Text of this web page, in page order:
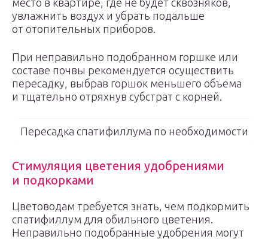
место в квартире, где не будет сквозняков,
увлажнить воздух и убрать подальше
от отопительных приборов.
При неправильно подобранном горшке или
составе почвы рекомендуется осуществить
пересадку, выбрав горшок меньшего объема
и тщательно отряхнув субстрат с корней.
Пересадка спатифиллума по необходимости
Стимуляция цветения удобрениями
и подкорками
Цветоводам требуется знать, чем подкормить
спатифиллум для обильного цветения.
Неправильно подобранные удобрения могут